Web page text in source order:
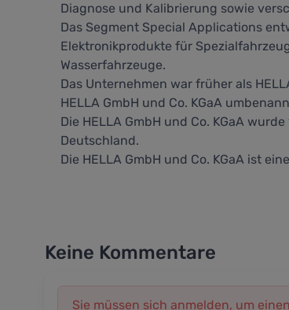
Diagnose und Kalibrierung sowie
Das Segment Special Applications
Elektronikprodukte für
Wasserfahrzeuge.
Das Unternehmen war früher als
HELLA GmbH und Co. KGaA
Die HELLA GmbH und Co. KGaA
Deutschland.
Die HELLA GmbH und Co. KGaA ist
Keine Kommentare
Sie müssen sich anmelden, um